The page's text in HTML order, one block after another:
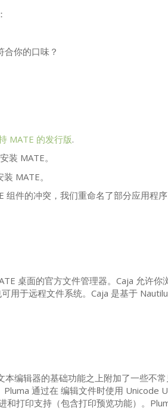
：
合你的口味？
MATE 的发行版.
装 MATE。
装 MATE。
组件的冲突，我们重命名了部分应用程序
桌面的官方文件管理器。Caja 允许
用于远程文件系统。Caja 是基于
编辑器的基础功能之上附加了一些不
通过在 编辑文件时使用 Unicode
打印支持（包含打印预览功能）。